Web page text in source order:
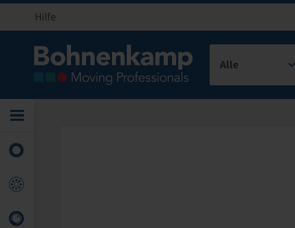
Hilfe
Alle